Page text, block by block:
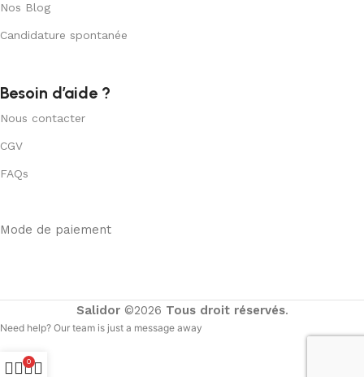
Nos Blog
Candidature spontanée
Besoin d’aide ?
Nous contacter
CGV
FAQs
Mode de paiement
Salidor©2026 Tous droit réservés.
0
Need help? Our team is just a message away